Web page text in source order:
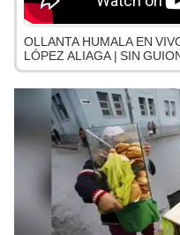
OLLANTA HUMALA EN
LÓPEZ ALIAGA | SIN